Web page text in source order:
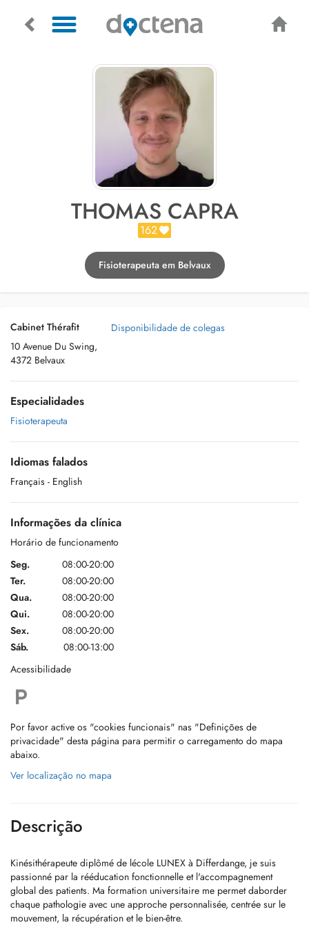
THOMAS CAPRA
162
Fisioterapeuta em Belvaux
Cabinet Thérafit
10 Avenue Du Swing,
4372 Belvaux
Disponibilidade de colegas
Especialidades
Fisioterapeuta
Idiomas falados
Français - English
Informações da clínica
Horário de funcionamento
Seg.
08:00-20:00
Ter.
08:00-20:00
Qua.
08:00-20:00
Qui.
08:00-20:00
Sex.
08:00-20:00
Sáb.
08:00-13:00
Acessibilidade
Por favor active os "cookies funcionais" nas "Definições de
privacidade" desta página para permitir o carregamento do mapa
abaixo.
Ver localização no mapa
Descrição
Kinésithérapeute diplômé de lécole LUNEX à Differdange, je suis
passionné par la rééducation fonctionnelle et l'accompagnement
global des patients. Ma formation universitaire me permet daborder
chaque pathologie avec une approche personnalisée, centrée sur le
mouvement, la récupération et le bien-être.